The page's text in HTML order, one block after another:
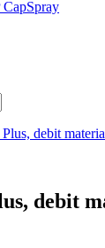
debit
debit